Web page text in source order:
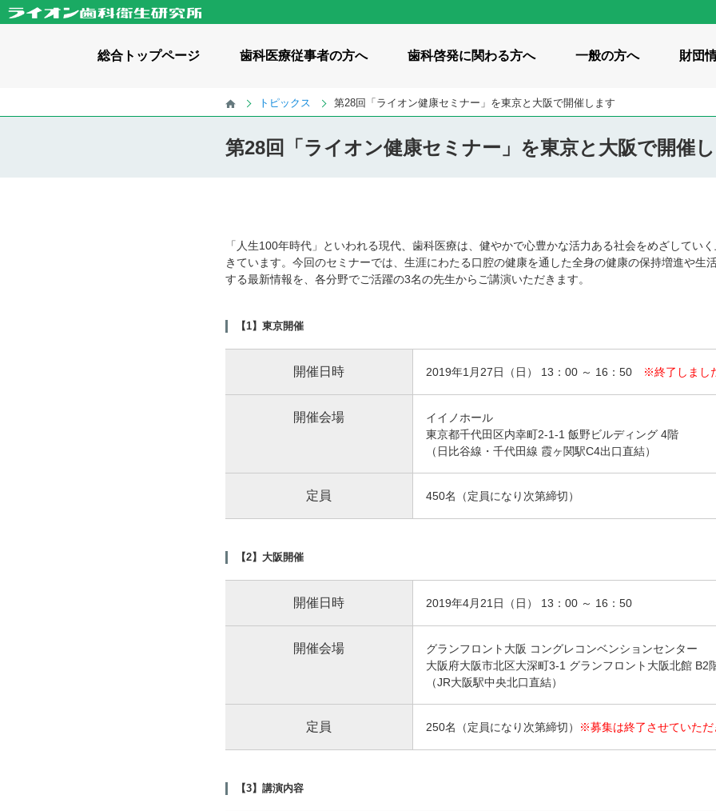
総合 トップページ 歯科医療従事者の方へ
歯科医療従事者の方へトップページ
歯科啓発に関わる方へ
歯科啓発に関わる方へトップページ
一般の方へ
一般の方へトップページ
財団
財団情報トップページ
ライオン歯科衛生研究所について
トピックス 第28回「ライオン健康セミナー」を東京と大阪で開催します
第28回「ライオン健康セミナー」を東京と大阪で開催
「人生100年時代」といわれる現代、歯科医療は、健やかで心豊かな活力ある社会をめざしてい
きています。今回のセミナーでは、生涯にわたる口腔の健康を通した全身の健康の保持増進や生
する最新情報を、各分野でご活躍の3名の先生からご講演いただきます。
【1】東京開催
開催日時 2019年1月27日（日） 13：00 ～ 16：50 ※終了しまし
開催会場
イイノホール
東京都千代田区内幸町2-1-1 飯野ビルディング 4階
（日比谷線・千代田線 霞ヶ関駅C4出口直結）
定員 450名（定員になり次第締切）
【2】大阪開催
開催日時 2019年4月21日（日） 13：00 ～ 16：50
開催会場
グランフロント大阪 コングレコンベンションセンター
大阪府大阪市北区大深町3-1 グランフロント大阪北館 B2
（JR大阪駅中央北口直結）
定員 250名（定員になり次第締切） ※募集は終了させていただ
【3】講演内容